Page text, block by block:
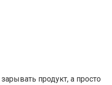
продукт, а просто